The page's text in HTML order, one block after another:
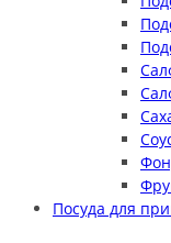
Посуда для